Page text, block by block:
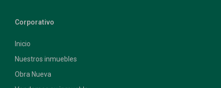
Corporativo
Inicio
Nuestros inmuebles
Obra Nueva